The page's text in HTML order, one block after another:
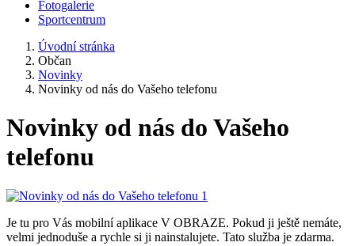
Fotogalerie
Sportcentrum
Úvodní stránka
Občan
Novinky
Novinky od nás do Vašeho telefonu
Novinky od nás do Vašeho
telefonu
Je tu pro Vás mobilní aplikace V OBRAZE. Pokud ji ještě nemáte,
velmi jednoduše a rychle si ji nainstalujete. Tato služba je zdarma.